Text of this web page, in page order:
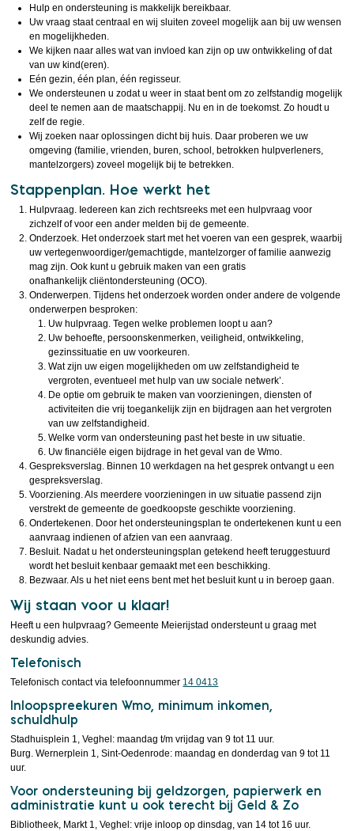
Hulp en ondersteuning is makkelijk bereikbaar.
Uw vraag staat centraal en wij sluiten zoveel mogelijk aan bij uw wensen
en mogelijkheden.
We kijken naar alles wat van invloed kan zijn op uw ontwikkeling of dat
van uw kind(eren).
Eén gezin, één plan, één regisseur.
We ondersteunen u zodat u weer in staat bent om zo zelfstandig mogelijk
deel te nemen aan de maatschappij. Nu en in de toekomst. Zo houdt u
zelf de regie.
Wij zoeken naar oplossingen dicht bij huis. Daar proberen we uw
omgeving (familie, vrienden, buren, school, betrokken hulpverleners,
mantelzorgers) zoveel mogelijk bij te betrekken.
Stappenplan. Hoe werkt het
Hulpvraag. Iedereen kan zich rechtsreeks met een hulpvraag voor
zichzelf of voor een ander melden bij de gemeente.
Onderzoek. Het onderzoek start met het voeren van een gesprek, waarbij
uw vertegenwoordiger/gemachtigde, mantelzorger of familie aanwezig
mag zijn. Ook kunt u gebruik maken van een gratis
onafhankelijk cliëntondersteuning (OCO).
Onderwerpen. Tijdens het onderzoek worden onder andere de volgende
onderwerpen besproken:
Uw hulpvraag. Tegen welke problemen loopt u aan?
Uw behoefte, persoonskenmerken, veiligheid, ontwikkeling,
gezinssituatie en uw voorkeuren.
Wat zijn uw eigen mogelijkheden om uw zelfstandigheid te
vergroten, eventueel met hulp van uw sociale netwerk’.
De optie om gebruik te maken van voorzieningen, diensten of
activiteiten die vrij toegankelijk zijn en bijdragen aan het vergroten
van uw zelfstandigheid.
Welke vorm van ondersteuning past het beste in uw situatie.
Uw financiële eigen bijdrage in het geval van de Wmo.
Gespreksverslag. Binnen 10 werkdagen na het gesprek ontvangt u een
gespreksverslag.
Voorziening. Als meerdere voorzieningen in uw situatie passend zijn
verstrekt de gemeente de goedkoopste geschikte voorziening.
Ondertekenen. Door het ondersteuningsplan te ondertekenen kunt u een
aanvraag indienen of afzien van een aanvraag.
Besluit. Nadat u het ondersteuningsplan getekend heeft teruggestuurd
wordt het besluit kenbaar gemaakt met een beschikking.
Bezwaar. Als u het niet eens bent met het besluit kunt u in beroep gaan.
Wij staan voor u klaar!
Heeft u een hulpvraag? Gemeente Meierijstad ondersteunt u graag met
deskundig advies.
Telefonisch
Telefonisch contact via telefoonnummer 14 0413
Inloopspreekuren Wmo, minimum inkomen,
schuldhulp
Stadhuisplein 1, Veghel: maandag t/m vrijdag van 9 tot 11 uur.
Burg. Wernerplein 1, Sint-Oedenrode: maandag en donderdag van 9 tot 11
uur.
Voor ondersteuning bij geldzorgen, papierwerk en
administratie kunt u ook terecht bij Geld & Zo
Bibliotheek, Markt 1, Veghel: vrije inloop op dinsdag, van 14 tot 16 uur.